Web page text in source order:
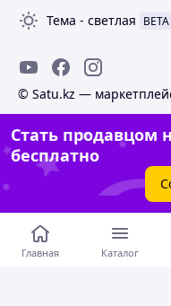
Тема - светлая BETA
© Satu.kz —
Стать продавцом
бесплатно
Главная Каталог